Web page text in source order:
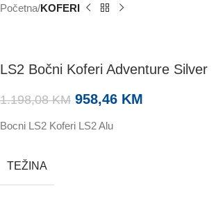
Početna KOFERI
LS2 Bočni Koferi Adventure Silver
1.198,08KM 958,46 KM
Bocni LS2 Koferi LS2 Alu
TEŽINA